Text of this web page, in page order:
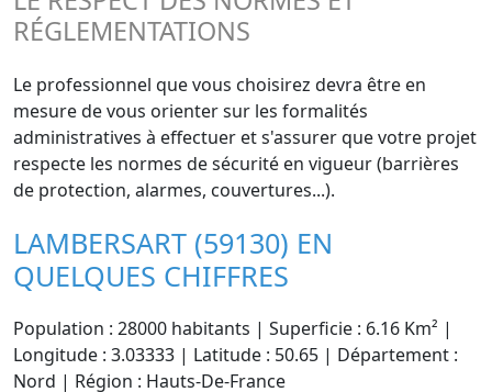
RÉGLEMENTATIONS
Le professionnel que vous choisirez devra être en
mesure de vous orienter sur les formalités
administratives à effectuer et s'assurer que votre projet
respecte les normes de sécurité en vigueur (barrières
de protection, alarmes, couvertures...).
LAMBERSART (59130) EN
QUELQUES CHIFFRES
Population : 28000 habitants | Superficie : 6.16 Km² |
Longitude : 3.03333 | Latitude : 50.65 | Département :
Nord | Région : Hauts-De-France